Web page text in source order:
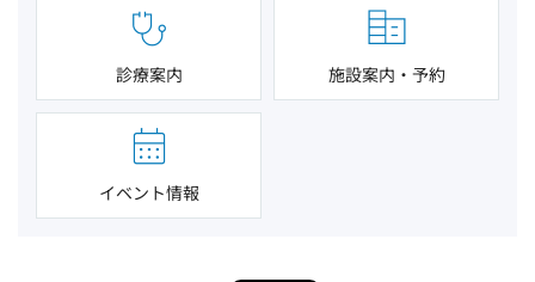
診療案内 施設案内・予約
イベント情報